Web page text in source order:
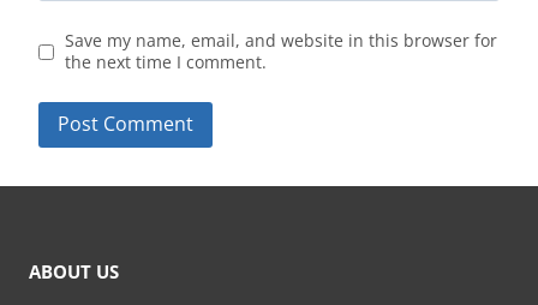
Save my name, email, and website in this browser for
the next time I comment.
ABOUT US